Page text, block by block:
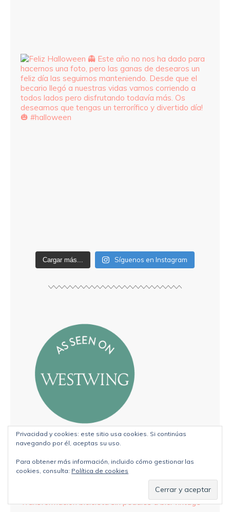
Cargar más... Síguenos en Instagram
ENTRADAS RECIENTES
Transformación bicicleta sin pedales a bici vintage
Privacidad y cookies: este sitio usa cookies. Si continúas
navegando por él, aceptas su uso.
Para obtener más información, incluido cómo gestionar las
cookies, consulta: Política de cookies